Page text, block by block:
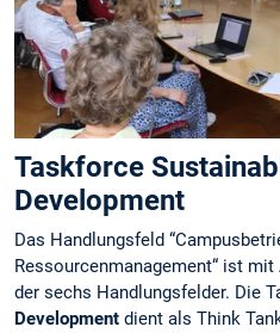
Taskforce
Development
Das Handlungsfeld
Ressourcenmanagement“ ist
der sechs Handlungsfelder. Die
Development dient als Think